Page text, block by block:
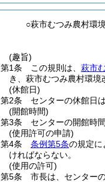
○萩市むつみ農村環
(趣旨)
第1条
この規則は、 萩市
き、萩市むつみ農村環境
(休館日)
第2条
センターの休館日
(開館時間)
第3条
センターの開館時
(使用許可の申請)
第4条
条例第5条の規定に
ければならない。
(使用の許可)
第5条
市長は、センター